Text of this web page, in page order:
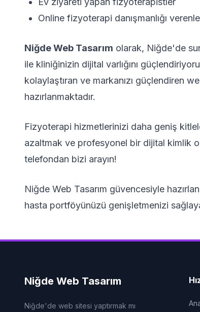
Online fizyoterapi danışmanlığı
Niğde Web Tasarım olarak, Niğde'de
ile kliniğinizin dijital varlığını
kolaylaştıran ve markanızı güçlendiren
hazırlanmaktadır.
Fizyoterapi hizmetlerinizi daha geniş
azaltmak ve profesyonel bir dijital kimlik
telefondan bizi arayın!
Niğde Web Tasarım güvencesiyle
hasta portföyünüzü genişletmenizi
Niğde Web Tasarım
Niğde'de web sitesi yaptırmak mı